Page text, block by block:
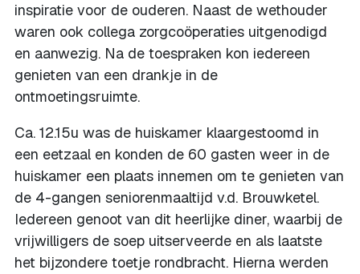
inspiratie voor de ouderen. Naast de wethouder
waren ook collega zorgcoöperaties uitgenodigd
en aanwezig. Na de toespraken kon iedereen
genieten van een drankje in de
ontmoetingsruimte.
Ca. 12.15u was de huiskamer klaargestoomd in
een eetzaal en konden de 60 gasten weer in de
huiskamer een plaats innemen om te genieten van
de 4-gangen seniorenmaaltijd v.d. Brouwketel.
Iedereen genoot van dit heerlijke diner, waarbij de
vrijwilligers de soep uitserveerde en als laatste
het bijzondere toetje rondbracht. Hierna werden